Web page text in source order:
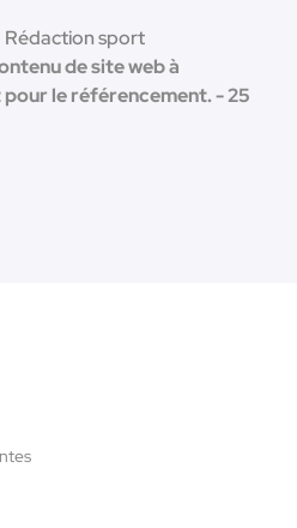
Rédaction sport
de site web à
le référencement. - 25